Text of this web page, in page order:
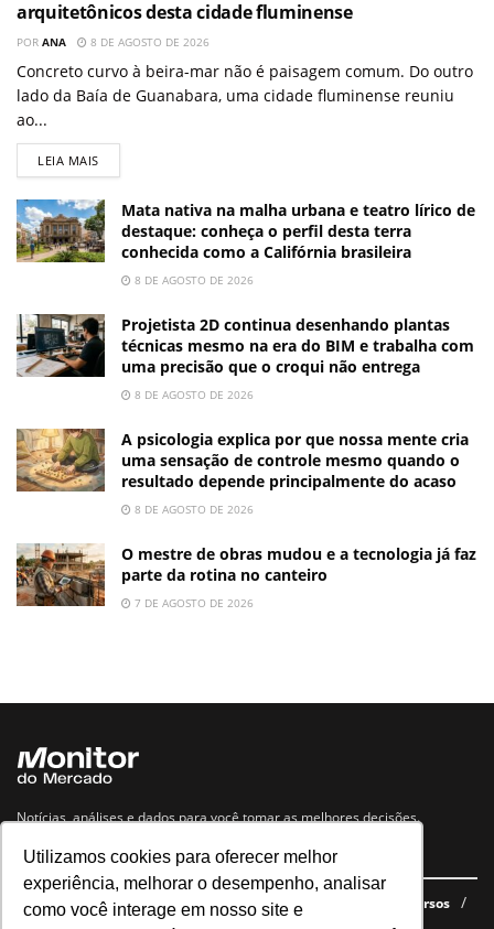
Utilizamos cookies para oferecer melhor
experiência, melhorar o desempenho, analisar
como você interage em nosso site e
arquitetônicos desta cidade fluminense
POR ANA 8 DE AGOSTO DE 2026
Concreto curvo à beira-mar não é paisagem comum. Do outro
lado da Baía de Guanabara, uma cidade fluminense reuniu
ao...
LEIA MAIS
Mata nativa na malha urbana e teatro lírico de
destaque: conheça o perfil desta terra
conhecida como a Califórnia brasileira
8 DE AGOSTO DE 2026
Projetista 2D continua desenhando plantas
técnicas mesmo na era do BIM e trabalha com
uma precisão que o croqui não entrega
8 DE AGOSTO DE 2026
A psicologia explica por que nossa mente cria
uma sensação de controle mesmo quando o
resultado depende principalmente do acaso
8 DE AGOSTO DE 2026
O mestre de obras mudou e a tecnologia já faz
parte da rotina no canteiro
7 DE AGOSTO DE 2026
Notícias, análises e dados para você tomar as melhores decisões.
Navegue no site
Últimas notícias Quem somos E-books gratuitos
Cursos